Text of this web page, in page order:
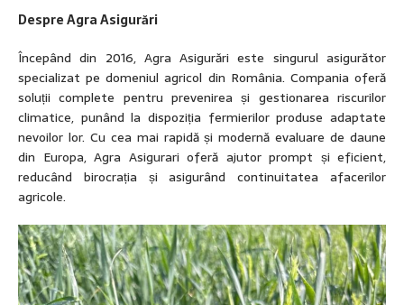
Despre Agra Asigurări
Începând din 2016, Agra Asigurări este singurul asigurător
specializat pe domeniul agricol din România. Compania oferă
soluții complete pentru prevenirea și gestionarea riscurilor
climatice, punând la dispoziția fermierilor produse adaptate
nevoilor lor. Cu cea mai rapidă și modernă evaluare de daune
din Europa, Agra Asigurari oferă ajutor prompt și eficient,
reducând birocrația și asigurând continuitatea afacerilor
agricole.